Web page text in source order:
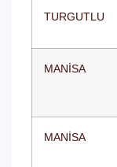
TURGUTLU
MANİSA
MANİSA